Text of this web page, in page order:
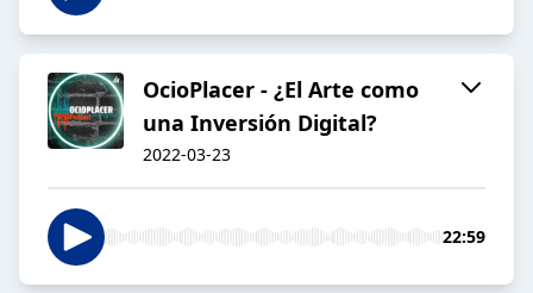
OcioPlacer - ¿El Arte como
una Inversión Digital?
2022-03-23
22:59